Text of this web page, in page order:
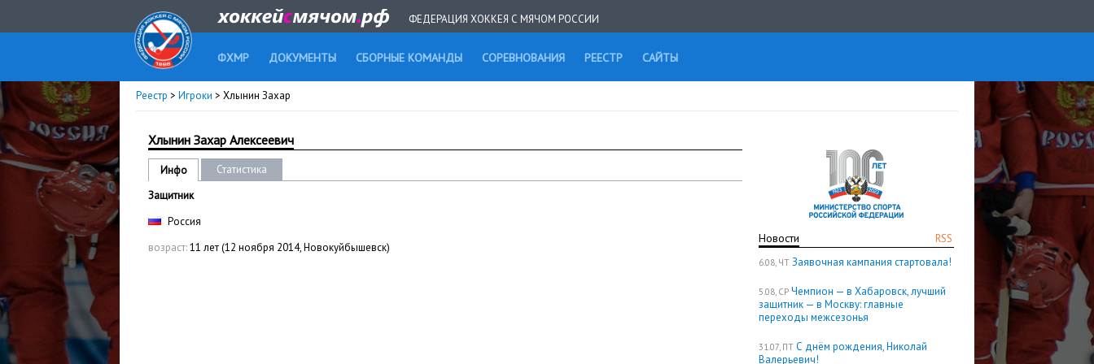
ФЕДЕРАЦИЯ ХОККЕЯ С МЯЧОМ РОССИИ
ФХМР ДОКУМЕНТЫ СБОРНЫЕ КОМАНДЫ СОРЕВНОВАНИЯ РЕЕСТР САЙТЫ
Реестр > Игроки > Хлынин Захар
RSS
Новости
6.08, ЧТ Заявочная кампания стартовала!
5.08, СР Чемпион — в Хабаровск, лучший
защитник — в Москву: главные
переходы межсезонья
31.07, ПТ С днём рождения, Николай
Валерьевич!
Хлынин Захар Алексеевич
Инфо
Статистика
Защитник
Россия
возраст:11 лет (12 ноября 2014, Новокуйбышевск)